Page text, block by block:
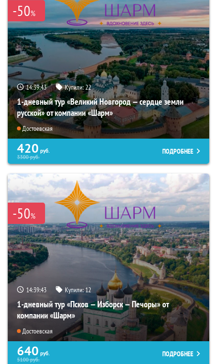
-50%
14:39:42 Купили:22
1-дневный тур «Великий Новгород — сердце земли
русской» от компании «Шарм»
Достоевская
420 руб.
3300руб.
ПОДРОБНЕЕ
-50%
14:39:42 Купили:12
1-дневный тур «Псков — Изборск — Печоры» от
компании «Шарм»
Достоевская
640 руб.
5100руб.
ПОДРОБНЕЕ